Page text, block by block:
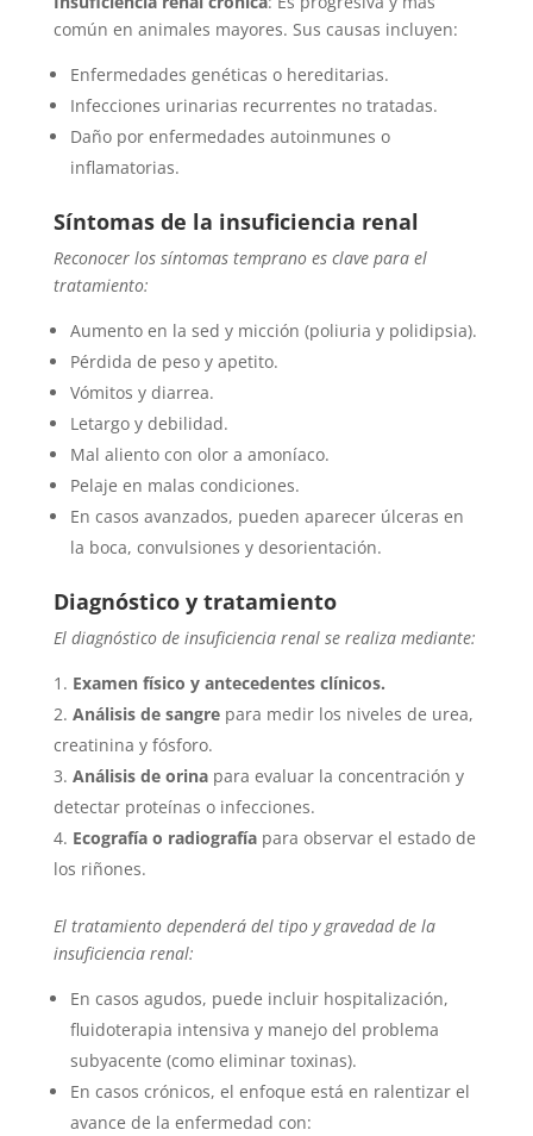
común en animales mayores. Sus causas incluyen:
Enfermedades genéticas o hereditarias.
Infecciones urinarias recurrentes no tratadas.
Daño por enfermedades autoinmunes o
inflamatorias.
Síntomas de la insuficiencia renal
Reconocer los síntomas temprano es clave para el
tratamiento:
Aumento en la sed y micción (poliuria y polidipsia).
Pérdida de peso y apetito.
Vómitos y diarrea.
Letargo y debilidad.
Mal aliento con olor a amoníaco.
Pelaje en malas condiciones.
En casos avanzados, pueden aparecer úlceras en
la boca, convulsiones y desorientación.
Diagnóstico y tratamiento
El diagnóstico de insuficiencia renal se realiza mediante:
Examen físico y antecedentes clínicos.
Análisis de sangrepara medir los niveles de urea,
creatinina y fósforo.
Análisis de orinapara evaluar la concentración y
detectar proteínas o infecciones.
Ecografía o radiografíapara observar el estado de
los riñones.
El tratamiento dependerá del tipo y gravedad de la
insuficiencia renal:
En casos agudos, puede incluir hospitalización,
fluidoterapia intensiva y manejo del problema
subyacente (como eliminar toxinas).
En casos crónicos, el enfoque está en ralentizar el
avance de la enfermedad con: